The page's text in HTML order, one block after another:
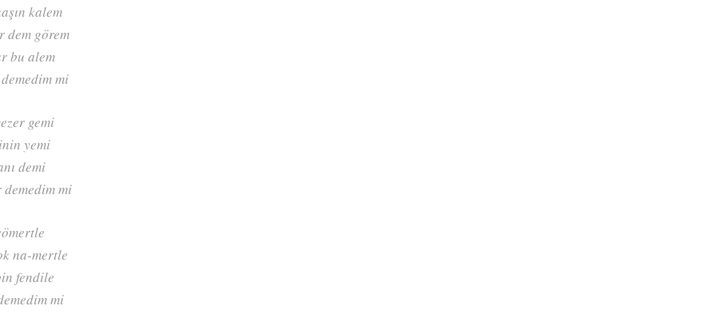
kalem
görem
bu alem
mi
gemi
yemi
demi
mi
na-mertle
fendile
mi